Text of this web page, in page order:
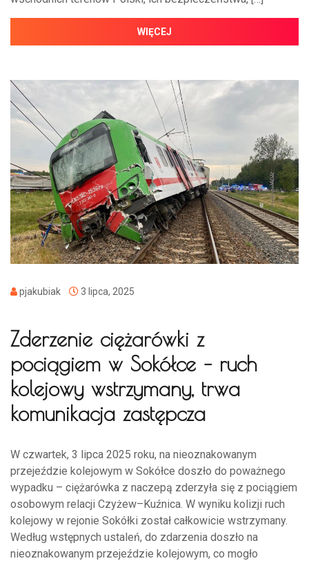
WIĘCEJ
pjakubiak 3 lipca, 2025
Zderzenie ciężarówki z
pociągiem w Sokółce – ruch
kolejowy wstrzymany, trwa
komunikacja zastępcza
W czwartek, 3 lipca 2025 roku, na nieoznakowanym
przejeździe kolejowym w Sokółce doszło do poważnego
wypadku – ciężarówka z naczepą zderzyła się z pociągiem
osobowym relacji Czyżew–Kuźnica. W wyniku kolizji ruch
kolejowy w rejonie Sokółki został całkowicie wstrzymany.
Według wstępnych ustaleń, do zdarzenia doszło na
nieoznakowanym przejeździe kolejowym, co mogło